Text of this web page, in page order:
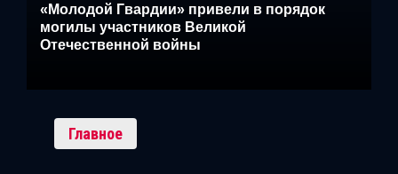
«Молодой Гвардии» привели в порядок
могилы участников Великой
Отечественной войны
Главное